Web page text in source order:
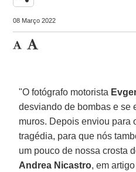
08 Março 2022
"O fotógrafo motorista
desviando de bombas e se
muros. Depois enviou para
tragédia, para que nós
um pouco de nossa crosta
Andrea Nicastro, em